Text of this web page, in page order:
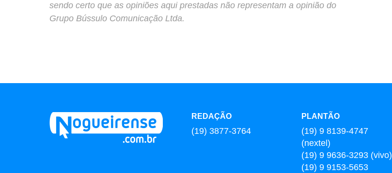
sendo certo que as opiniões aqui prestadas não representam a opinião do
Grupo Bússulo Comunicação Ltda.
REDAÇÃO
(19) 3877-3764
PLANTÃO
(19) 9 8139-4747
(nextel)
(19) 9 9636-3293 (vivo)
(19) 9 9153-5653